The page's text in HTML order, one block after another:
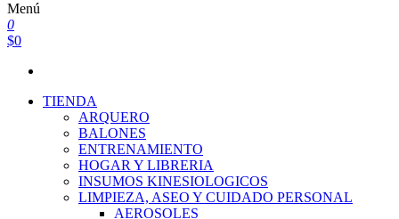
Menú
0
$0
TIENDA
ARQUERO
BALONES
ENTRENAMIENTO
HOGAR Y LIBRERIA
INSUMOS KINESIOLOGICOS
LIMPIEZA, ASEO Y CUIDADO PERSONAL
AEROSOLES